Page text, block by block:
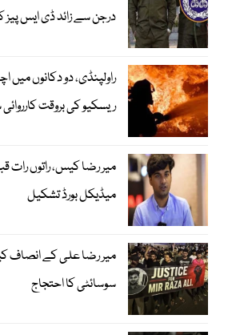
درجن سے زائد ڈی ایس پیز
راولپنڈی، دو دکانوں
ریسکیو کی بروقت
میر رضا کیس، راتوں رات
میڈیکل بورڈ تشکیل
میر رضا علی کے انصاف
سوسائٹی کا احتجاج